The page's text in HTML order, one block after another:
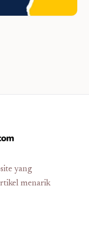
yang
menarik